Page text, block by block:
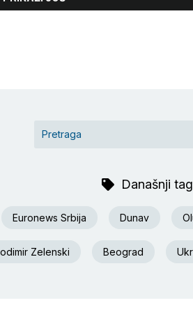
Današnji
Euronews Srbija Dunav
Zelenski Beograd